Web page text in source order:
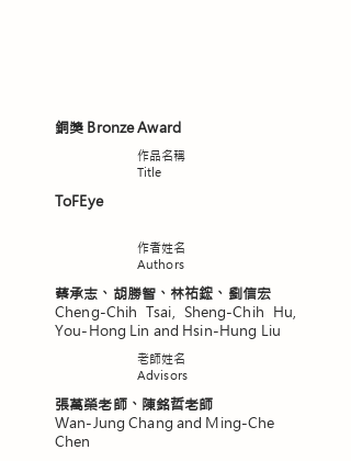
銅獎 Bronze Award
​作品名稱
Title
ToFEye
作者姓名
Authors
蔡承志、胡勝智、林祐鋐、劉信宏
Cheng-Chih Tsai, Sheng-Chih Hu,
You-Hong Lin and Hsin-Hung Liu
老師姓名
Advisors
張萬榮老師、陳銘哲老師
Wan-Jung Chang and Ming-Che
Chen